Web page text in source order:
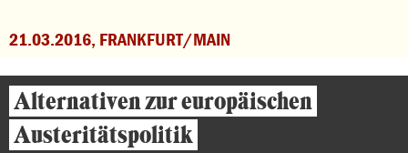
21.03.2016, FRANKFURT/MAIN
Alternativen zur europäischen
Austeritätspolitik